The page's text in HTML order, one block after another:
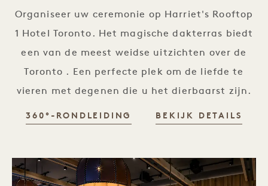
Organiseer uw ceremonie op Harriet's Rooftop
1 Hotel Toronto. Het magische dakterras biedt
een van de meest weidse uitzichten over de
Toronto . Een perfecte plek om de liefde te
vieren met degenen die u het dierbaarst zijn.
360°-RONDLEIDING BEKIJK DETAILS